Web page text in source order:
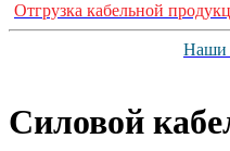
Отгрузка кабельной
Наши
Силовой